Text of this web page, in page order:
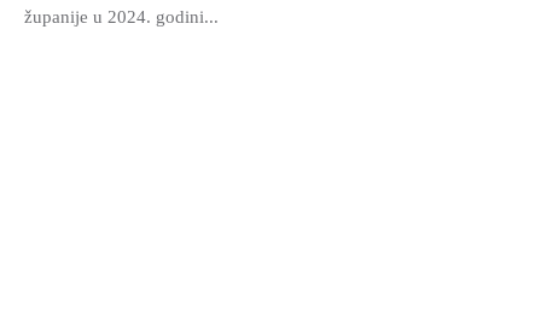
županije u 2024. godini...